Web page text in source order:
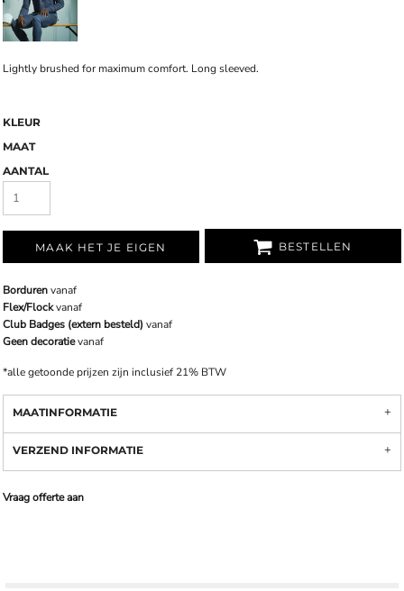
Lightly brushed for maximum comfort. Long sleeved.
KLEUR
MAAT
AANTAL
MAAK HET JE EIGEN BESTELLEN
Bordurenvanaf
Flex/Flockvanaf
Club Badges (extern besteld) vanaf
Geen decoratievanaf
*alle getoonde prijzen zijn inclusief 21% BTW
MAATINFORMATIE
VERZEND INFORMATIE
Vraag offerte aan